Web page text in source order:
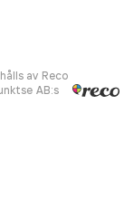
av Reco
AB:s